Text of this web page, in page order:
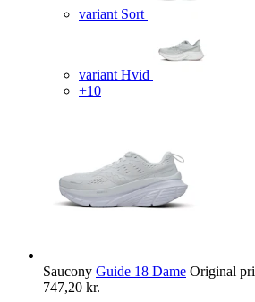
variant Sort
variant Hvid
+10
Saucony Guide 18 Dame Original
747,20 kr.